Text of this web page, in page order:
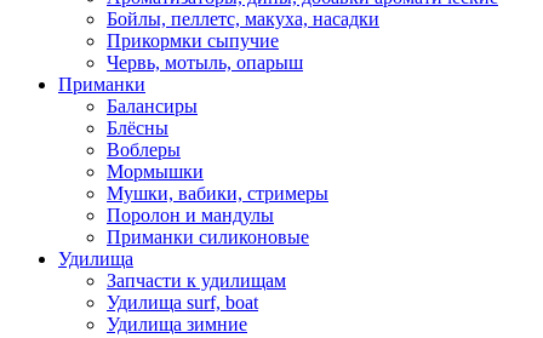
Бойлы, пеллетс, макуха, насадки
Прикормки сыпучие
Червь, мотыль, опарыш
Приманки
Балансиры
Блёсны
Воблеры
Мормышки
Мушки, вабики, стримеры
Поролон и мандулы
Приманки силиконовые
Удилища
Запчасти к удилищам
Удилища surf, boat
Удилища зимние